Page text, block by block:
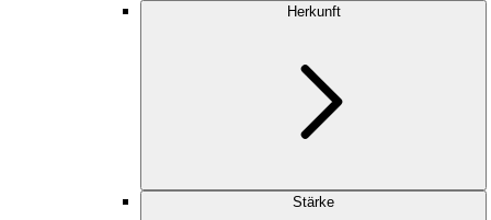
Herkunft
Stärke